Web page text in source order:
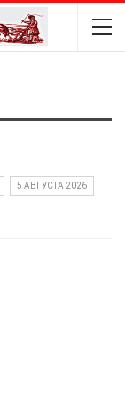
5 АВГУСТА 2026